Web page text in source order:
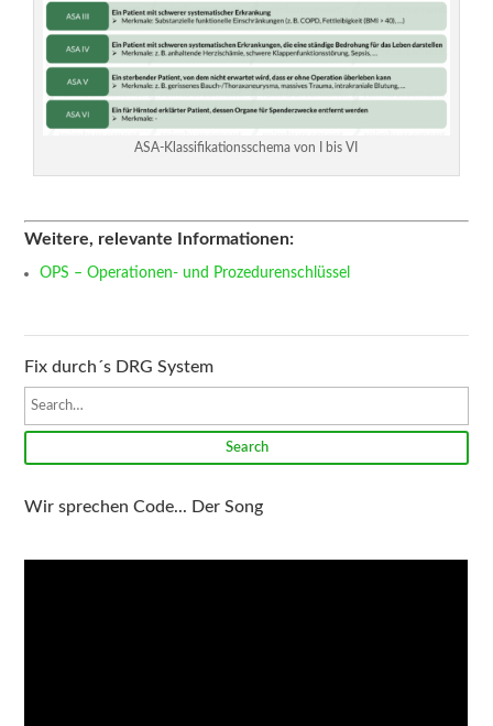
ASA-Klassifikationsschema von I bis VI
Weitere, relevante Informationen:
OPS – Operationen- und Prozedurenschlüssel
Fix durch´s DRG System
Search
Wir sprechen Code... Der Song